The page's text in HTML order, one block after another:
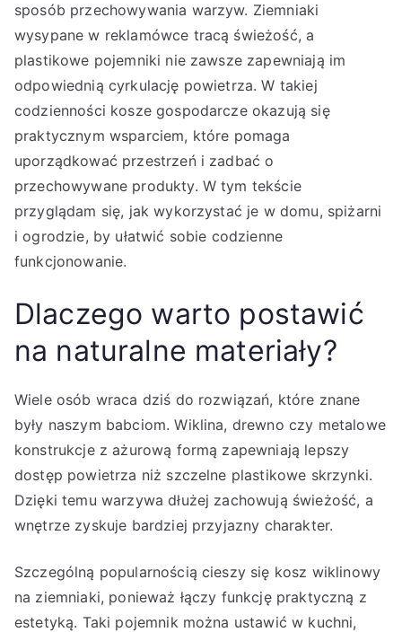
sposób przechowywania warzyw. Ziemniaki
wysypane w reklamówce tracą świeżość, a
plastikowe pojemniki nie zawsze zapewniają im
odpowiednią cyrkulację powietrza. W takiej
codzienności kosze gospodarcze okazują się
praktycznym wsparciem, które pomaga
uporządkować przestrzeń i zadbać o
przechowywane produkty. W tym tekście
przyglądam się, jak wykorzystać je w domu, spiżarni
i ogrodzie, by ułatwić sobie codzienne
funkcjonowanie.
Dlaczego warto postawić
na naturalne materiały?
Wiele osób wraca dziś do rozwiązań, które znane
były naszym babciom. Wiklina, drewno czy metalowe
konstrukcje z ażurową formą zapewniają lepszy
dostęp powietrza niż szczelne plastikowe skrzynki.
Dzięki temu warzywa dłużej zachowują świeżość, a
wnętrze zyskuje bardziej przyjazny charakter.
Szczególną popularnością cieszy się kosz wiklinowy
na ziemniaki, ponieważ łączy funkcję praktyczną z
estetyką. Taki pojemnik można ustawić w kuchni,